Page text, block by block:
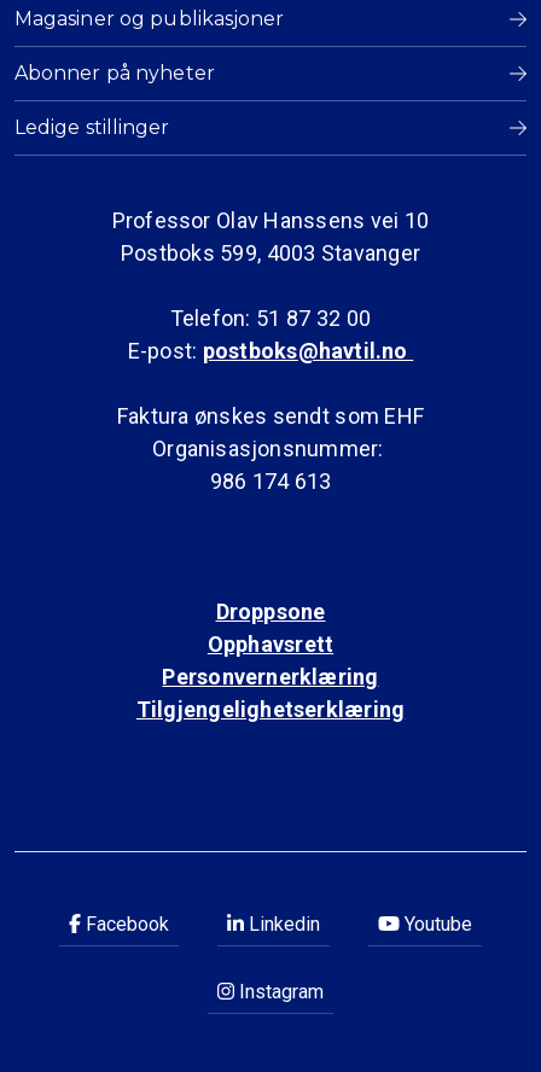
Magasiner og publikasjoner
Abonner på nyheter
Ledige stillinger
Professor Olav Hanssens vei 10
Postboks 599, 4003 Stavanger
Telefon: 51 87 32 00
E-post: postboks@havtil.no
Faktura ønskes sendt som EHF
Organisasjonsnummer:
986 174 613
Droppsone
Opphavsrett
Personvernerklæring
Tilgjengelighetserklæring
Facebook Linkedin Youtube
Instagram